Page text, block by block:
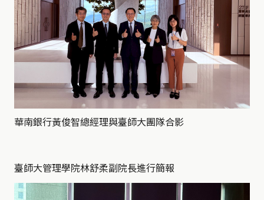
華南銀行黃俊智總經理與臺師大團隊合影
臺師大管理學院林舒柔副院長進行簡報